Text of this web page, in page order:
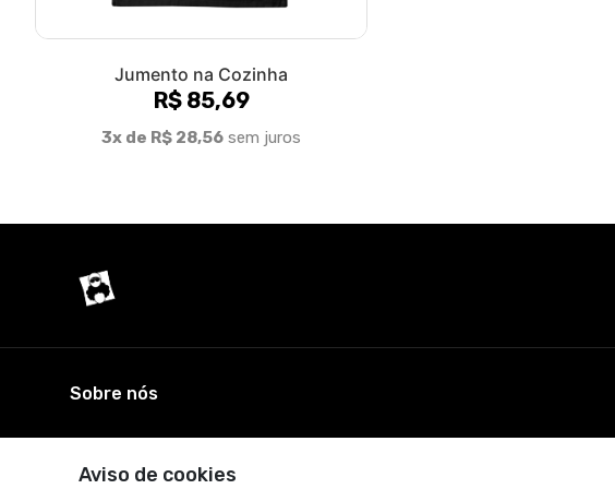
Jumento na Cozinha
R$ 85,69
3x de R$ 28,56 sem juros
Aviso de cookies
Sobre nós